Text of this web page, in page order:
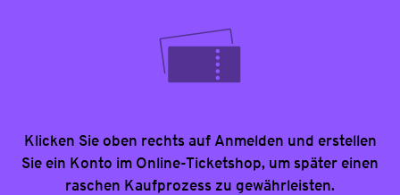
Klicken Sie oben rechts auf Anmelden und erstellen
Sie ein Konto im Online-Ticketshop, um später einen
raschen Kaufprozess zu gewährleisten.